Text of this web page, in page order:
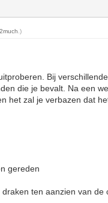
.)
Bij
die je bevalt. Na een
het zal je verbazen dat
gereden
ten aanzien van de